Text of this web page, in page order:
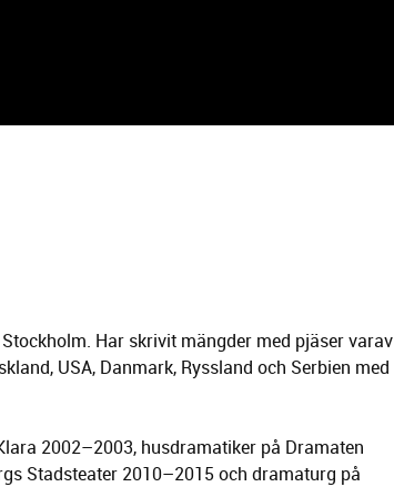
g
Har skrivit mängder med pjäser varav
USA, Danmark, Ryssland och Serbien med
2002–2003, husdramatiker på Dramaten
Stadsteater 2010–2015 och dramaturg på